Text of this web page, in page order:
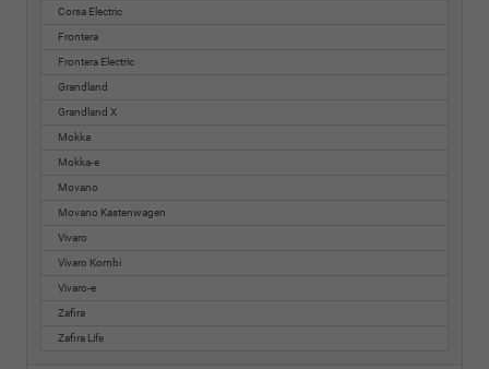
Corsa Electric
Frontera
Frontera Electric
Grandland
Grandland X
Mokka
Mokka-e
Movano
Movano Kastenwagen
Vivaro
Vivaro Kombi
Vivaro-e
Zafira
Zafira Life